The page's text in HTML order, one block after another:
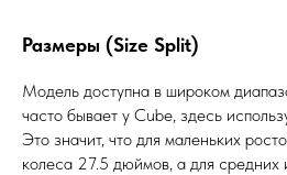
Размеры (Size Split)
Модель доступна в широком
часто бывает у Cube, здесь
Это значит, что для маленьких
колеса 27.5 дюймов, а для средних